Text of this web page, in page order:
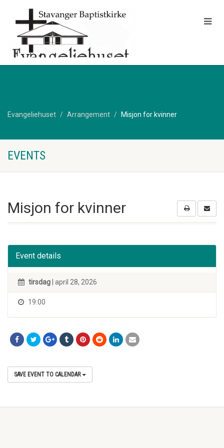
Evangeliehuset Arrangement Misjon for kvinner
EVENTS
Misjon for kvinner
Event details
tirsdag | april 28, 2026
19:00
SAVE EVENT TO CALENDAR